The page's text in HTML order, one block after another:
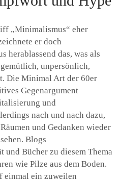
„Minimalismus“ eher
er doch
herablassend das, was als
unpersönlich,
Die Minimal Art der 60er
Gegenargument
und
nach und nach dazu,
und Gedanken wieder
Blogs
Bücher zu diesem Thema
wie Pilze aus dem Boden.
einmal ein zuweilen